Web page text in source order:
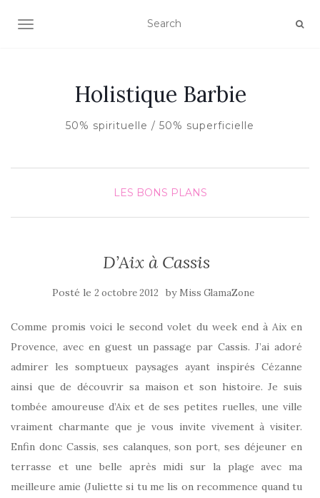
AFFICHER/MASQUER LA NAVIGATION
Holistique Barbie
50% spirituelle / 50% superficielle
LES BONS PLANS
D’Aix à Cassis
Posté le 2 octobre 2012 by Miss GlamaZone
Comme promis voici le second volet du week end à Aix en
Provence, avec en guest un passage par Cassis. J’ai adoré
admirer les somptueux paysages ayant inspirés Cézanne
ainsi que de découvrir sa maison et son histoire. Je suis
tombée amoureuse d’Aix et de ses petites ruelles, une ville
vraiment charmante que je vous invite vivement à visiter.
Enfin donc Cassis, ses calanques, son port, ses déjeuner en
terrasse et une belle après midi sur la plage avec ma
meilleure amie (Juliette si tu me lis on recommence quand tu